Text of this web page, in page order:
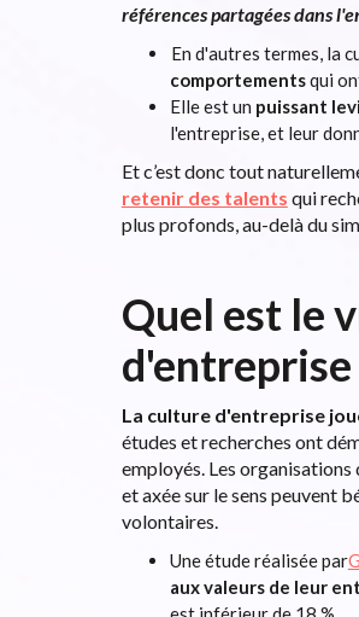
références partagées dans
En d'autres termes, la
comportementsqui
Elle est un puissant
l'entreprise, et leur
Et c’est donc tout
retenir des talents qui
plus profonds, au-delà du
Quel est le
La culture d'entreprise
études et recherches ont
employés. Les organisations
et axée sur le sens peuvent
volontaires.
Une étude réalisée par
aux valeurs de leur